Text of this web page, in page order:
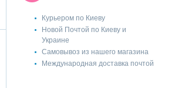
Курьером по Киеву
Новой Почтой по Киеву и
Украине
Самовывоз из нашего магазина
Международная доставка почтой